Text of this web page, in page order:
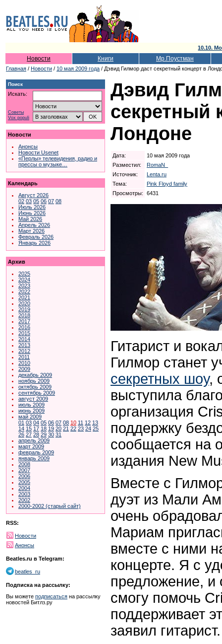
10.10.
Новости Книги Мр.Поустман
Главная / Новости / 10 мая 2009 года / Дэвид Гилмор даст секретный концерт в
Поиск
Искать:
Советы
Vox populi
Новости
Анонсы
Новости Usenet
«Перлы» телевидения, радио и
прессы о музыке…
Календарь
Август 2026
02 03 05 06 07 08
Июль 2026
Июнь 2026
Май 2026
Апрель 2026
Март 2026
Февраль 2026
Январь 2026
Архив
2025
2024
2023
2022
2021
2020
2019
2018
2017
2016
2015
2014
2013
2012
2011
2010
2009
декабрь 2009
ноябрь 2009
октябрь 2009
сентябрь 2009
август 2009
июль 2009
июнь 2009
май 2009
01 03 04 05 06 07 08 10 11 12 13
14 15 17 18 19 20 21 22 23 24 25
26 27 28 29 30 31
апрель 2009
март 2009
февраль 2009
январь 2009
2008
2007
2006
2005
2004
2003
2002
2000-2002 (старый сайт)
RSS:
Новости
Анонсы
Beatles.ru в Telegram:
beatles_ru
Подписка на рассылку:
Вы можете подписаться на рассылку
новостей Битлз.ру
Дэвид
секретный
Лондоне
Дата:
10 мая 2009 года
Разместил:
RomaN_
Источник:
Lenta.ru
Тема:
Pink Floyd family
Просмотры:
6431
Гитарист и
Гилмор станет
секретных шоу,
выступила
организация
поддержку
сообщается на
издания New
Вместе с
дуэт из Мали
очень
Мариам
вместе с ними
концерте. Я с
предложение, и
смогу помочь
поддерживает
заявил гитарист.